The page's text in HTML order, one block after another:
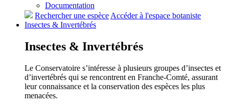
Documentation
Rechercher une espèceAccéder à l'espace botaniste
Insectes & Invertébrés
Insectes & Invertébrés
Le Conservatoire s’intéresse à plusieurs groupes d’insectes et
d’invertébrés qui se rencontrent en Franche-Comté, assurant
leur connaissance et la conservation des espèces les plus
menacées.